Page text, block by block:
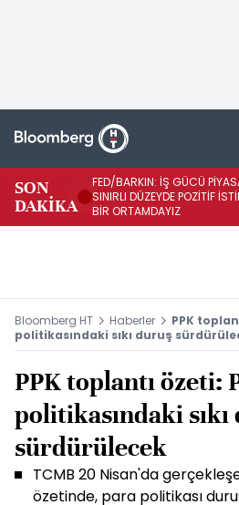
SON
DAKİKA
FED/BARKIN: İŞ GÜCÜ
SINIRLI DÜZEYDE POZİTİF
BİR ORTAMDAYIZ
Bloomberg HT Haberler
PPK
politikasındaki sıkı duruş
PPK toplantı özeti:
politikasındaki
sürdürülecek
TCMB 20 Nisan'da
özetinde, para politikası